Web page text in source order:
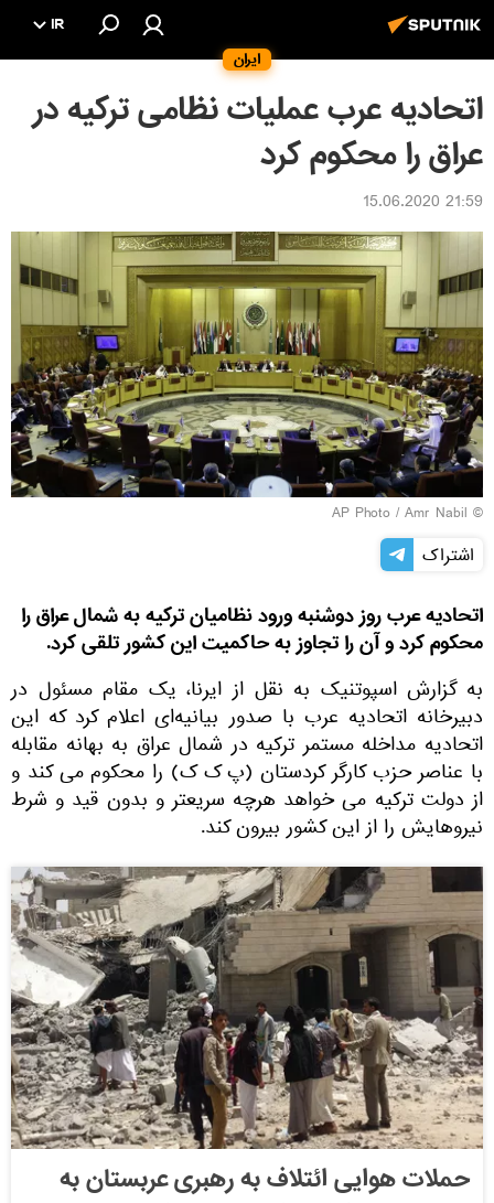
ایران
IR
اتحادیه عرب عملیات نظامی ترکیه در
عراق را محکوم کرد
21:59 15.06.2020
© AP Photo / Amr Nabil
اشتراک
اتحادیه عرب روز دوشنبه ورود نظامیان ترکیه به شمال عراق را
محکوم کرد و آن را تجاوز به حاکمیت این کشور تلقی کرد.
به گزارش اسپوتنیک به نقل از ایرنا، یک مقام مسئول در
دبیرخانه اتحادیه عرب با صدور بیانیه‌ای اعلام کرد که این
اتحادیه مداخله مستمر ترکیه در شمال عراق به بهانه مقابله
با عناصر حزب کارگر کردستان (پ ک ک) را محکوم می ‌کند و
از دولت ترکیه می ‌خواهد هرچه سریعتر و بدون قید و شرط
نیروهایش را از این کشور بیرون کند.
حملات هوایی ائتلاف به رهبری عربستان به